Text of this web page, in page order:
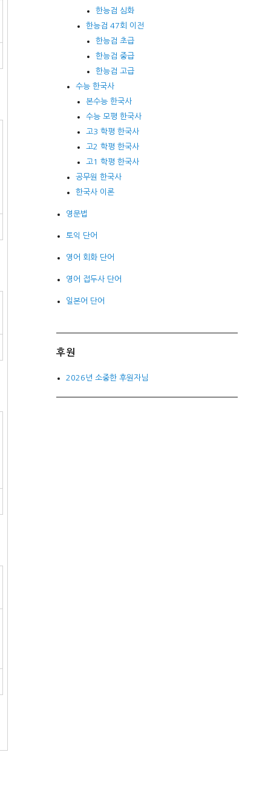
한능검 심화
한능검 47회 이전
한능검 초급
한능검 중급
한능검 고급
수능 한국사
본수능 한국사
수능 모평 한국사
고3 학평 한국사
고2 학평 한국사
고1 학평 한국사
공무원 한국사
한국사 이론
영문법
토익 단어
영어 회화 단어
영어 접두사 단어
일본어 단어
후원
2026년 소중한 후원자님